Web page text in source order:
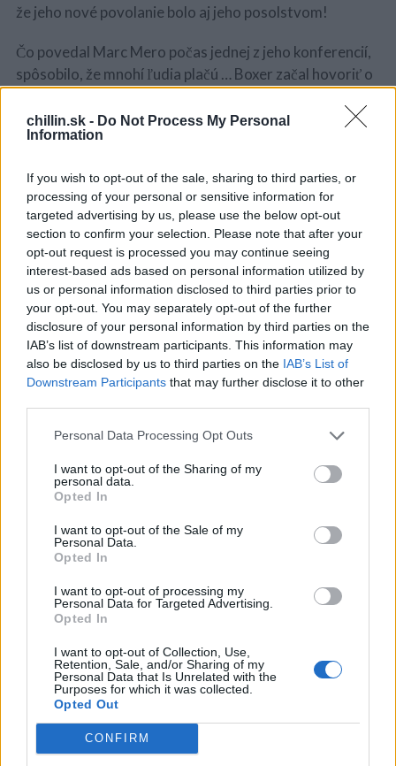
chillin.sk - Do Not Process My Personal
Information
If you wish to opt-out of the sale, sharing to third parties, or
processing of your personal or sensitive information for
targeted advertising by us, please use the below opt-out
section to confirm your selection. Please note that after your
opt-out request is processed you may continue seeing
interest-based ads based on personal information utilized by
us or personal information disclosed to third parties prior to
your opt-out. You may separately opt-out of the further
disclosure of your personal information by third parties on the
IAB’s list of downstream participants. This information may
also be disclosed by us to third parties on the IAB’s List of
Downstream Participants that may further disclose it to other
Personal Data Processing Opt Outs
I want to opt-out of the Sharing of my
personal data.
Opted In
I want to opt-out of the Sale of my
Personal Data.
Opted In
I want to opt-out of processing my
Personal Data for Targeted Advertising.
Opted In
I want to opt-out of Collection, Use,
Retention, Sale, and/or Sharing of my
Personal Data that Is Unrelated with the
Purposes for which it was collected.
Opted Out
CONFIRM
že jeho nové povolanie bolo aj jeho posolstvom!
Čo povedal Marc Mero počas jednej z jeho konferencií,
spôsobilo, že mnohí ľudia plačú … Boxer začal hovoriť o
“Keď som bol dospievajúci chlapec, hanbil som sa za
svoju mamičku. Prekážalo mi, že na mňa vždy myslela.
Vždy chcela vedieť, čo robím, a neverila mi, že sa chcem
stať profesionálnym športovcom. Myslela si, že môj
život je jedna veľká párty. Nikdy som o tom nechcel
hovoriť.
Bol som v Japonsku, keď mi povedali, že moja mama
zomrela. Pribehol som do hotela a mal som v hlave iba
jednu vetu: Mami, je mi to ľúto!
Počas pohrebu som si myslel, že mama sa znova
prebudí, že je to len nejaký zlý sen. Chcel som jej
pre mňa bolo vždy vyhrávať a zarábať viac a viac peňazí.
Nikdy som tu nebol pre rodinu.
SOURCE:FACEBOOK / MARC MERO
rodina chcela. Myslel som, ako rýchlo ju môžete stratiť
predtým, než vaši blízky odídu navždy. Teraz si užívam
každý okamih a nebojím sa budúcnosti. V živote nie je
dôležité, koľko zarábame, ale to, čo máme v našich
srdciach. Najvyššia hodnota v našich životoch by mala
byť láska. ”
SOURCE:YOUTUBE
S
e
a
r
c
h
f
o
r